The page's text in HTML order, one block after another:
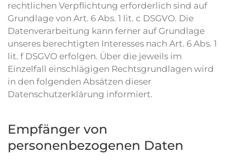
rechtlichen Verpflichtung erforderlich sind auf
Grundlage von Art. 6 Abs. 1 lit. c DSGVO. Die
Datenverarbeitung kann ferner auf Grundlage
unseres berechtigten Interesses nach Art. 6 Abs. 1
lit. f DSGVO erfolgen. Über die jeweils im
Einzelfall einschlägigen Rechtsgrundlagen wird
in den folgenden Absätzen dieser
Datenschutzerklärung informiert.
Empfänger von
personenbezogenen Daten